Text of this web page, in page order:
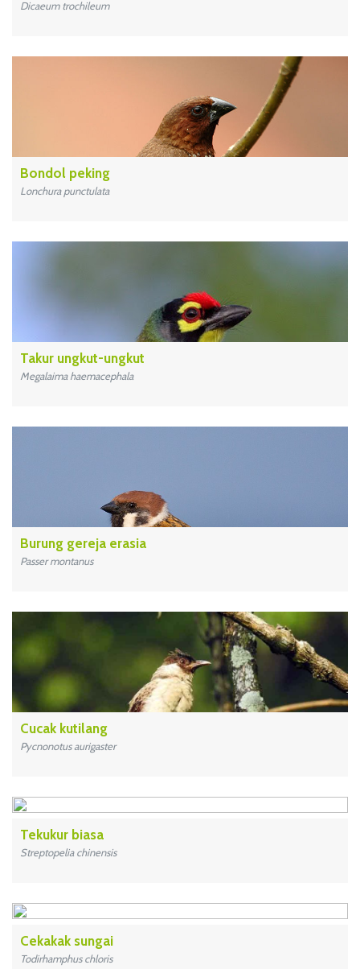
Dicaeum trochileum
Bondol peking
Lonchura punctulata
Takur ungkut-ungkut
Megalaima haemacephala
Burung gereja erasia
Passer montanus
Cucak kutilang
Pycnonotus aurigaster
Tekukur biasa
Streptopelia chinensis
Cekakak sungai
Todirhamphus chloris